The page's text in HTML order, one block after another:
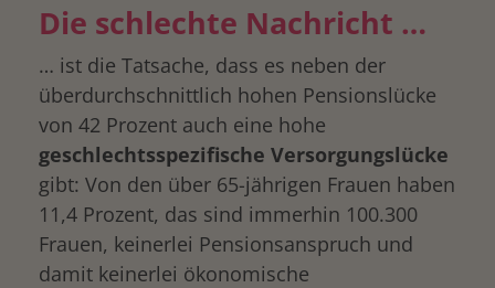
Die schlechte Nachricht …
… ist die Tatsache, dass es neben der
überdurchschnittlich hohen Pensionslücke
von 42 Prozent auch eine hohe
geschlechtsspezifische Versorgungslücke
gibt: Von den über 65-jährigen Frauen haben
11,4 Prozent, das sind immerhin 100.300
Frauen, keinerlei Pensionsanspruch und
damit keinerlei ökonomische
drucken